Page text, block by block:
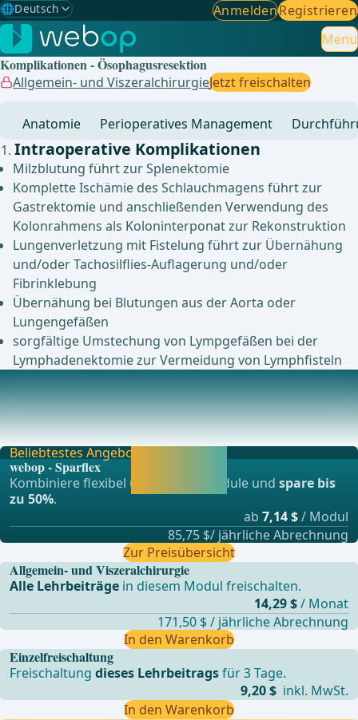
🌐Deutsch
Gewählte Sprache: Deutsch
🇩🇪 Deutsch ✓
🇬🇧English
🇧🇷 Brasilianisch
AnmeldenRegistrieren
Menu
Komplikationen - Ösophagusresektion
Allgemein- und ViszeralchirurgieJetzt freischalten
Anatomie Perioperatives Management
Intraoperative Komplikationen
Milzblutung führt zur Splenektomie
Komplette Ischämie des Schlauchmagens führt zur
Gastrektomie und anschließenden Verwendung des
Kolonrahmens als Koloninterponat zur Rekonstruktion
Lungenverletzung mit Fistelung führt zur Übernähung
und/oder Tachosilflies-Auflagerung und/oder
Fibrinklebung
Übernähung bei Blutungen aus der Aorta oder
Lungengefäßen
sorgfältige Umstechung von Lympgefäßen bei der
Lymphadenektomie zur Vermeidung von Lymphfisteln
Postoperative Komplikationen
Dieses Komplikationsmanagement ist umso erfolgreicher,
je größer die Erfahrung in einer Klinik mit
Einzelfreischaltung
Freischaltungdieses Lehrbeitragsfür 3 Tage.
9,20 $ inkl. MwSt.
In den Warenkorb
Beliebtestes Angebot
webop - Sparflex
Kombiniere flexibel unsere Lernmodule undspare bis
zu 50%.
ab 7,14 $/ Modul
85,75 $/ jährliche Abrechnung
Zur Preisübersicht
Allgemein- und Viszeralchirurgie
Alle Lehrbeiträge in diesem Modul freischalten.
14,29 $/ Monat
171,50 $ / jährliche Abrechnung
In den Warenkorb